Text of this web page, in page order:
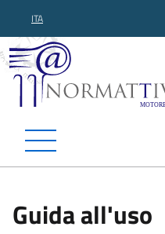
ITA
Guida all'uso